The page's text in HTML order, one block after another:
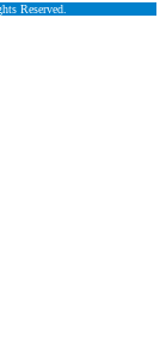
Reserved.